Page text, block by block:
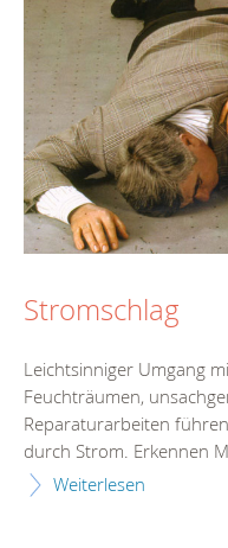
Stromschlag
Leichtsinniger Umgang
Feuchträumen,
Reparaturarbeiten
durch Strom. Erkennen
Weiterlesen